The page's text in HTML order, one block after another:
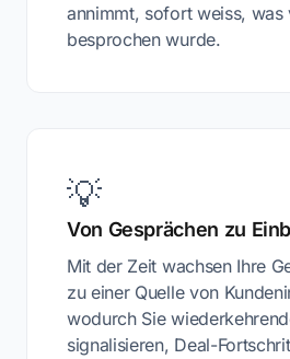
annimmt, sofort weiss, was
besprochen wurde.
💡
Von Gesprächen zu
Mit der Zeit wachsen Ihre
zu einer Quelle von
wodurch Sie
signalisieren, Deal-